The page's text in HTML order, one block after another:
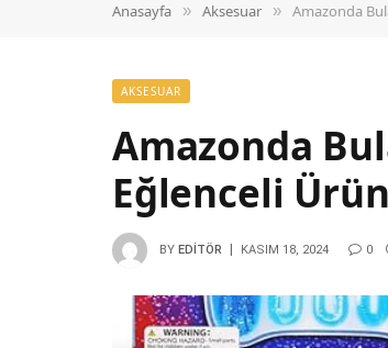
Anasayfa » Aksesuar » Amazonda
AKSESUAR
Amazonda
Eğlenceli
BY EDITÖR KASIM 18, 2024 0